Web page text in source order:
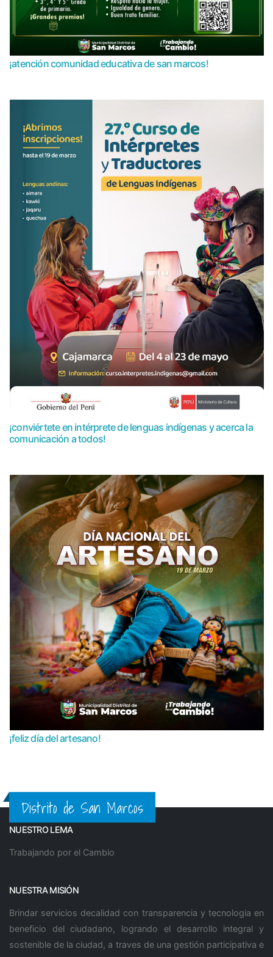
¡atención comunidad educativa de san marcos!
¡conviértete en intérprete de lenguas indígenas y acerca la
comunicación a todos!
¡feliz día del artesano!
Distrito de San Marcos
NUESTRO LEMA
Trabajando por el Cambio
NUESTRA MISIÓN
Brindar servicios decalidad con transparencia y tecnologia en
beneficio del ciudadano, logrando el desarrollo integral y
sostenible de la ciudad, a traves de una gestión participativa e